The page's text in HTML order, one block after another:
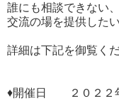
誰にも相談できない
交流の場を提供した
詳細は下記を御覧くだ
♦開催日 ２０２２